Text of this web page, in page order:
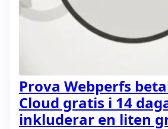
Prova Webperfs
Cloud gratis i 14
inkluderar en liten